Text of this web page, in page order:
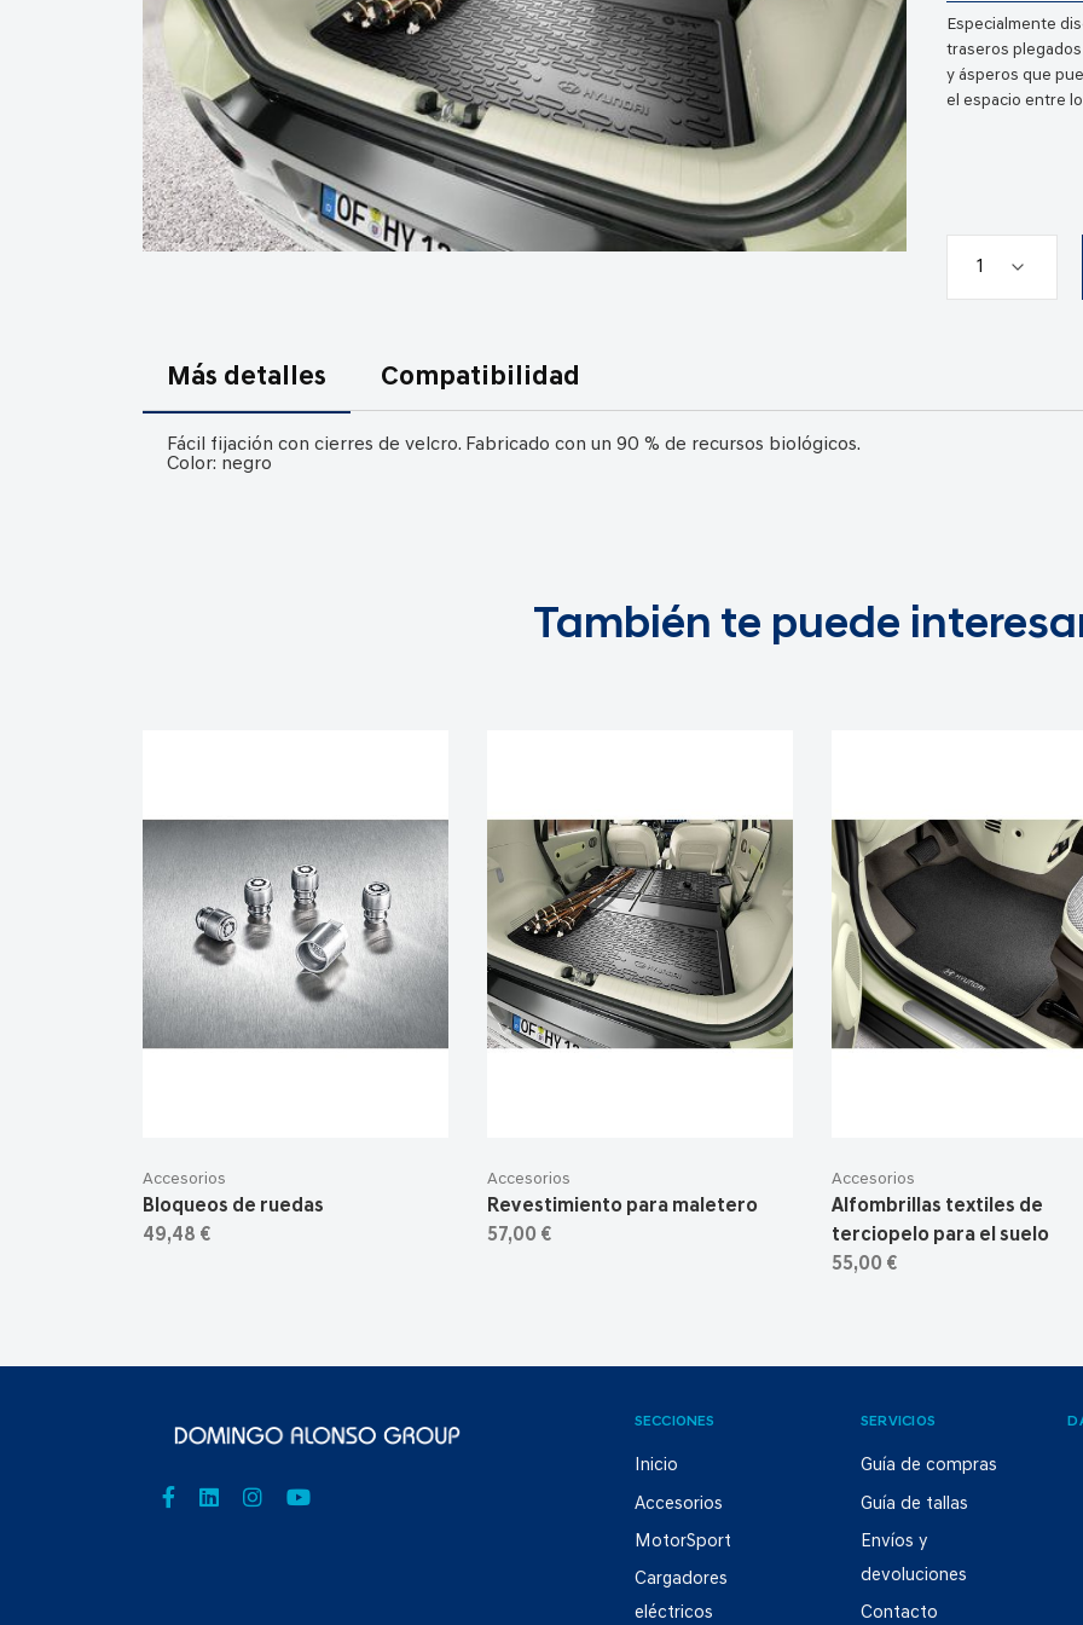
Especialmente
traseros
y ásperos que
el espacio entre
la
galería
Más detalles Compatibilidad
Fácil fijación con cierres de velcro. Fabricado con un 90 % de recursos biológicos.
Color: negro
También te puede
Accesorios
Bloqueos de ruedas
49,48 €
Accesorios
Revestimiento para maletero
57,00 €
Accesorios
Alfombrillas textiles de
terciopelo para el suelo
55,00 €
SECCIONES
Inicio
Accesorios
MotorSport
Cargadores
eléctricos
SERVICIOS
Guía de compras
Guía de tallas
Envíos y
devoluciones
Contacto